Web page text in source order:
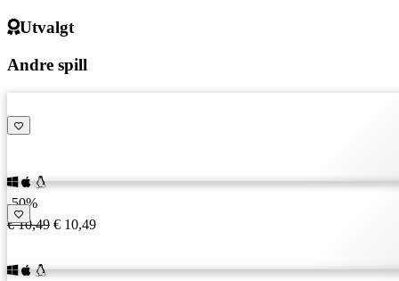
Utvalgt
Andre spill
-50%
€ 10,49 € 10,49